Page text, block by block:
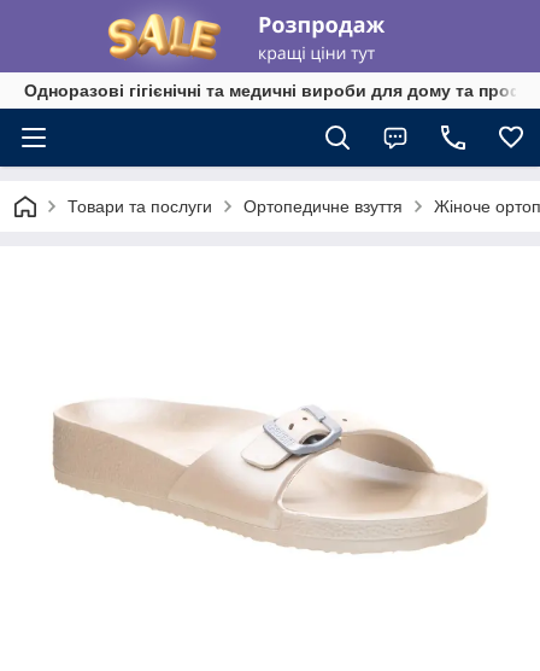
Одноразові гігієнічні та медичні вироби для дому та
Товари та послуги Ортопедичне взуття Жіноче